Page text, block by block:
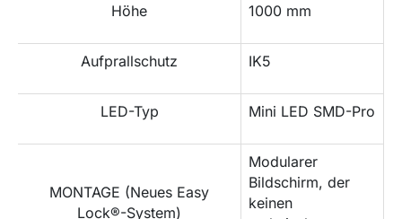
Höhe 1000 mm
Aufprallschutz IK5
LED-Typ Mini LED SMD-Pro
MONTAGE (Neues Easy
Lock®-System)
Modularer
Bildschirm, der
keinen